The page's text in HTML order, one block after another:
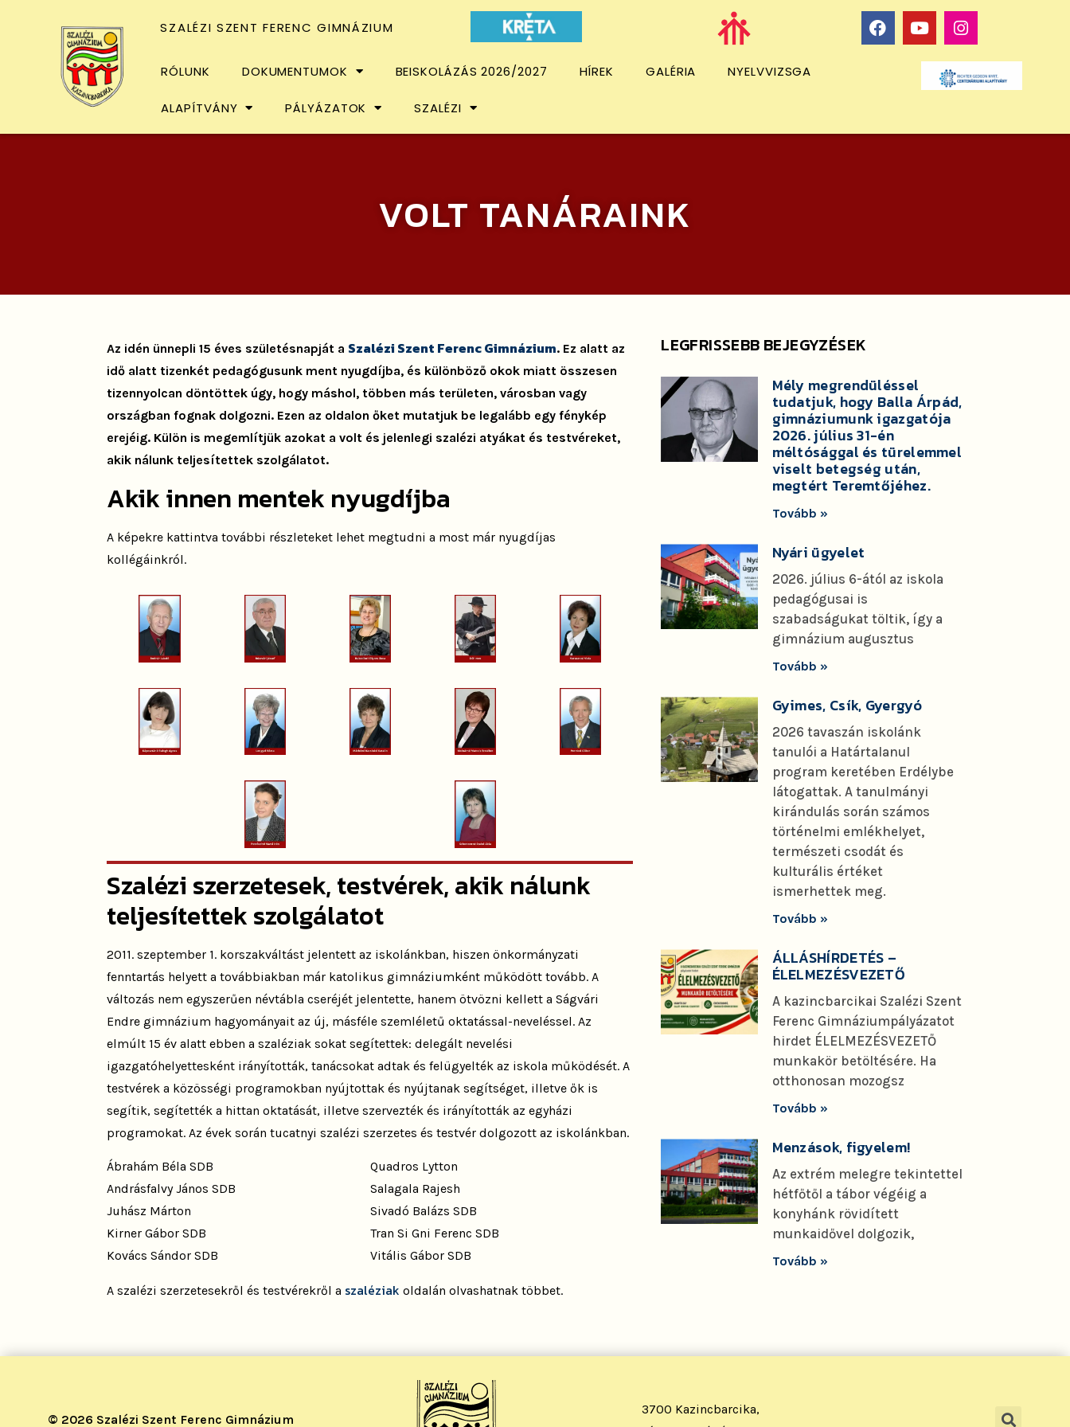
SZALÉZI SZENT FERENC GIMNÁZIUM
RÓLUNK DOKUMENTUMOK BEISKOLÁZÁS 2026/2027 HÍREK GALÉRIA NYELVVIZSGA
ALAPÍTVÁNY PÁLYÁZATOK SZALÉZI
VOLT TANÁRAINK
Az idén ünnepli 15 éves születésnapját a Szalézi Szent Ferenc Gimnázium. Ez alatt az
idő alatt tizenkét pedagógusunk ment nyugdíjba, és különböző okok miatt összesen
tizennyolcan döntöttek úgy, hogy máshol, többen más területen, városban vagy
országban fognak dolgozni. Ezen az oldalon őket mutatjuk be legalább egy fénykép
erejéig. Külön is megemlítjük azokat a volt és jelenlegi szalézi atyákat és testvéreket,
akik nálunk teljesítettek szolgálatot.
Akik innen mentek nyugdíjba
A képekre kattintva további részleteket lehet megtudni a most már nyugdíjas
kollégáinkról.
Szalézi szerzetesek, testvérek, akik nálunk
teljesítettek szolgálatot
2011. szeptember 1. korszakváltást jelentett az iskolánkban, hiszen önkormányzati
fenntartás helyett a továbbiakban már katolikus gimnáziumként működött tovább. A
változás nem egyszerűen névtábla cseréjét jelentette, hanem ötvözni kellett a Ságvári
Endre gimnázium hagyományait az új, másféle szemléletű oktatással-neveléssel. Az
elmúlt 15 év alatt ebben a szaléziak sokat segítettek: delegált nevelési
igazgatóhelyettesként irányították, tanácsokat adtak és felügyelték az iskola működését. A
testvérek a közösségi programokban nyújtottak és nyújtanak segítséget, illetve ők is
segítik, segítették a hittan oktatását, illetve szervezték és irányították az egyházi
programokat. Az évek során tucatnyi szalézi szerzetes és testvér dolgozott az iskolánkban.
Ábrahám Béla SDB
Andrásfalvy János SDB
Juhász Márton
Kirner Gábor SDB
Kovács Sándor SDB
Quadros Lytton
Salagala Rajesh
Sivadó Balázs SDB
Tran Si Gni Ferenc SDB
Vitális Gábor SDB
A szalézi szerzetesekről és testvérekről a szaléziakoldalán olvashatnak többet.
LEGFRISSEBB BEJEGYZÉSEK
Mély megrendüléssel
tudatjuk, hogy Balla Árpád,
gimnáziumunk igazgatója
2026. július 31-én
méltósággal és türelemmel
viselt betegség után,
megtért Teremtőjéhez.
Tovább »
Nyári ügyelet
2026. július 6-ától az iskola
pedagógusai is
szabadságukat töltik, így a
gimnázium augusztus
Tovább »
Gyimes, Csík, Gyergyó
2026 tavaszán iskolánk
tanulói a Határtalanul
program keretében Erdélybe
látogattak. A tanulmányi
kirándulás során számos
történelmi emlékhelyet,
természeti csodát és
kulturális értéket
ismerhettek meg.
Tovább »
ÁLLÁSHÍRDETÉS –
ÉLELMEZÉSVEZETŐ
A kazincbarcikai Szalézi Szent
Ferenc Gimnáziumpályázatot
hirdet ÉLELMEZÉSVEZETŐ
munkakör betöltésére. Ha
otthonosan mozogsz
Tovább »
Menzások, figyelem!
Az extrém melegre tekintettel
hétfőtől a tábor végéig a
konyhánk rövidített
munkaidővel dolgozik,
Tovább »
© 2026 Szalézi Szent Ferenc Gimnázium
3700 Kazincbarcika,